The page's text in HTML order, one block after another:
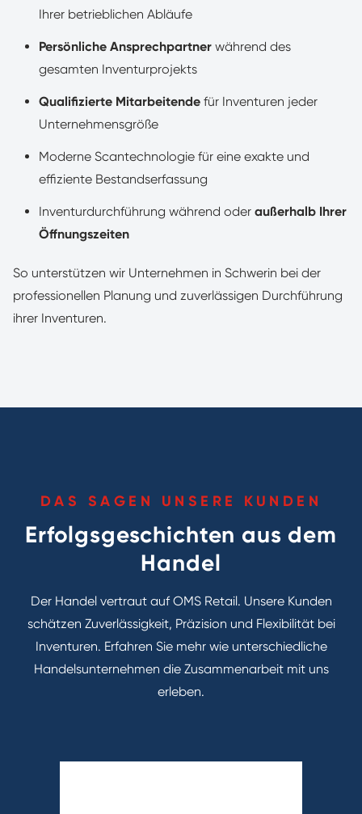
Ihrer betrieblichen Abläufe
Persönliche Ansprechpartner während des
gesamten Inventurprojekts
Qualifizierte Mitarbeitende für Inventuren jeder
Unternehmensgröße
Moderne Scantechnologie für eine exakte und
effiziente Bestandserfassung
Inventurdurchführung während oder außerhalb Ihrer
Öffnungszeiten
So unterstützen wir Unternehmen in Schwerin bei der
professionellen Planung und zuverlässigen Durchführung
ihrer Inventuren.
DAS SAGEN UNSERE KUNDEN
Erfolgsgeschichten aus dem
Handel
Der Handel vertraut auf OMS Retail. Unsere Kunden
schätzen Zuverlässigkeit, Präzision und Flexibilität bei
Inventuren. Erfahren Sie mehr wie unterschiedliche
Handelsunternehmen die Zusammenarbeit mit uns
erleben.